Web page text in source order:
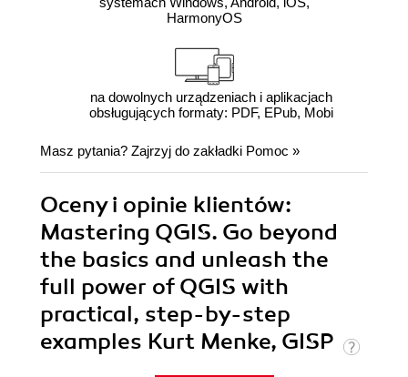
HarmonyOS
na dowolnych urządzeniach i aplikacjach
obsługujących formaty: PDF, EPub, Mobi
Masz pytania? Zajrzyj do zakładki Pomoc »
Oceny i opinie klientów:
Mastering QGIS. Go beyond
the basics and unleash the
full power of QGIS with
practical, step-by-step
examples Kurt Menke, GISP